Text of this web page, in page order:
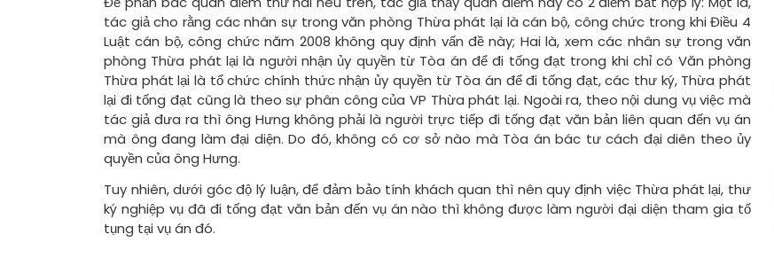
tác giả cho rằng các nhân sự trong văn phòng Thừa phát lại là cán bộ, công chức trong khi Điều 4
Luật cán bộ, công chức năm 2008 không quy định vấn đề này; Hai là, xem các nhân sự trong văn
phòng Thừa phát lại là người nhận ủy quyền từ Tòa án để đi tống đạt trong khi chỉ có Văn phòng
Thừa phát lại là tổ chức chính thức nhận ủy quyền từ Tòa án để đi tống đạt, các thư ký, Thừa phát
lại đi tống đạt cũng là theo sự phân công của VP Thừa phát lại. Ngoài ra, theo nội dung vụ việc mà
tác giả đưa ra thì ông Hưng không phải là người trực tiếp đi tống đạt văn bản liên quan đến vụ án
mà ông đang làm đại diện. Do đó, không có cơ sở nào mà Tòa án bác tư cách đại diên theo ủy
quyền của ông Hưng.
Tuy nhiên, dưới góc độ lý luận, để đảm bảo tính khách quan thì nên quy định việc Thừa phát lại, thư
ký nghiệp vụ đã đi tống đạt văn bản đến vụ án nào thì không được làm người đại diện tham gia tố
tụng tại vụ án đó.